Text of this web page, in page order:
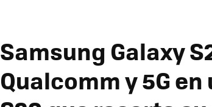
Samsung Galaxy
Qualcomm y 5G